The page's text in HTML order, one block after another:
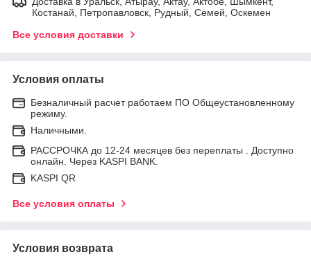
Костанай, Петропавловск, Рудный, Семей, Оскемен
Все условия доставки
Условия оплаты
Безналичный расчет работаем ПО Общеустановленному
режиму.
Наличными.
РАССРОЧКА до 12-24 месяцев без переплаты . Доступно
онлайн. Через KASPI BANK.
KASPI QR
Все условия оплаты
Условия возврата